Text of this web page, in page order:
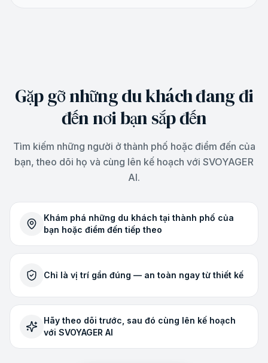
Gặp gỡ những du khách đang đi
đến nơi bạn sắp đến
Tìm kiếm những người ở thành phố hoặc điểm đến của
bạn, theo dõi họ và cùng lên kế hoạch với SVOYAGER
AI.
Khám phá những du khách tại thành phố của
bạn hoặc điểm đến tiếp theo
Chỉ là vị trí gần đúng — an toàn ngay từ thiết kế
Hãy theo dõi trước, sau đó cùng lên kế hoạch
với SVOYAGER AI